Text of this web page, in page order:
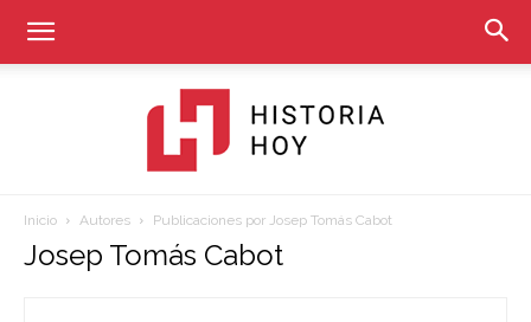
Historia
Inicio Autores Publicaciones por Josep Tomás Cabot
Josep Tomás Cabot